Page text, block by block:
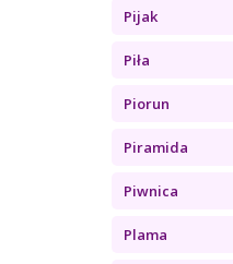
Pijak
Piła
Piorun
Piramida
Piwnica
Plama